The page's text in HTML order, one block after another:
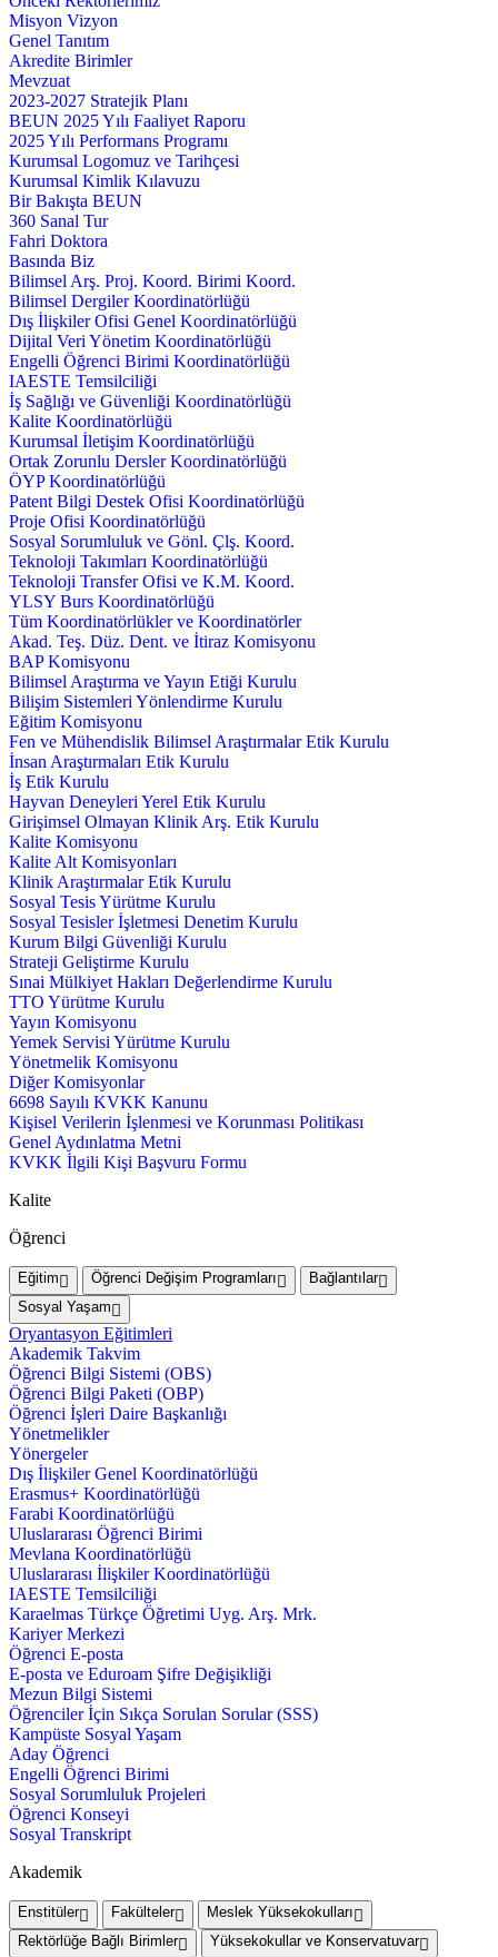
Misyon Vizyon
Genel Tanıtım
Akredite Birimler
Mevzuat
2023-2027 Stratejik Planı
BEUN 2025 Yılı Faaliyet Raporu
2025 Yılı Performans Programı
Kurumsal Logomuz ve Tarihçesi
Kurumsal Kimlik Kılavuzu
Bir Bakışta BEUN
360 Sanal Tur
Fahri Doktora
Basında Biz
Bilimsel Arş. Proj. Koord. Birimi Koord.
Bilimsel Dergiler Koordinatörlüğü
Dış İlişkiler Ofisi Genel Koordinatörlüğü
Dijital Veri Yönetim Koordinatörlüğü
Engelli Öğrenci Birimi Koordinatörlüğü
IAESTE Temsilciliği
İş Sağlığı ve Güvenliği Koordinatörlüğü
Kalite Koordinatörlüğü
Kurumsal İletişim Koordinatörlüğü
Ortak Zorunlu Dersler Koordinatörlüğü
ÖYP Koordinatörlüğü
Patent Bilgi Destek Ofisi Koordinatörlüğü
Proje Ofisi Koordinatörlüğü
Sosyal Sorumluluk ve Gönl. Çlş. Koord.
Teknoloji Takımları Koordinatörlüğü
Teknoloji Transfer Ofisi ve K.M. Koord.
YLSY Burs Koordinatörlüğü
Tüm Koordinatörlükler ve Koordinatörler
Akad. Teş. Düz. Dent. ve İtiraz Komisyonu
BAP Komisyonu
Bilimsel Araştırma ve Yayın Etiği Kurulu
Bilişim Sistemleri Yönlendirme Kurulu
Eğitim Komisyonu
Fen ve Mühendislik Bilimsel Araştırmalar Etik Kurulu
İnsan Araştırmaları Etik Kurulu
İş Etik Kurulu
Hayvan Deneyleri Yerel Etik Kurulu
Girişimsel Olmayan Klinik Arş. Etik Kurulu
Kalite Komisyonu
Kalite Alt Komisyonları
Klinik Araştırmalar Etik Kurulu
Sosyal Tesis Yürütme Kurulu
Sosyal Tesisler İşletmesi Denetim Kurulu
Kurum Bilgi Güvenliği Kurulu
Strateji Geliştirme Kurulu
Sınai Mülkiyet Hakları Değerlendirme Kurulu
TTO Yürütme Kurulu
Yayın Komisyonu
Yemek Servisi Yürütme Kurulu
Yönetmelik Komisyonu
Diğer Komisyonlar
6698 Sayılı KVKK Kanunu
Kişisel Verilerin İşlenmesi ve Korunması Politikası
Genel Aydınlatma Metni
KVKK İlgili Kişi Başvuru Formu
Kalite
Öğrenci
Eğitim Öğrenci Değişim Programları
Bağlantılar
Sosyal Yaşam
Oryantasyon Eğitimleri
Akademik Takvim
Öğrenci Bilgi Sistemi (OBS)
Öğrenci Bilgi Paketi (OBP)
Öğrenci İşleri Daire Başkanlığı
Yönetmelikler
Yönergeler
Dış İlişkiler Genel Koordinatörlüğü
Erasmus+ Koordinatörlüğü
Farabi Koordinatörlüğü
Uluslararası Öğrenci Birimi
Mevlana Koordinatörlüğü
Uluslararası İlişkiler Koordinatörlüğü
IAESTE Temsilciliği
Karaelmas Türkçe Öğretimi Uyg. Arş. Mrk.
Kariyer Merkezi
Öğrenci E-posta
E-posta ve Eduroam Şifre Değişikliği
Mezun Bilgi Sistemi
Öğrenciler İçin Sıkça Sorulan Sorular (SSS)
Kampüste Sosyal Yaşam
Aday Öğrenci
Engelli Öğrenci Birimi
Sosyal Sorumluluk Projeleri
Öğrenci Konseyi
Sosyal Transkript
Akademik
Enstitüler Fakülteler
Meslek Yüksekokulları
Rektörlüğe Bağlı Birimler
Yüksekokullar ve Konservatuvar